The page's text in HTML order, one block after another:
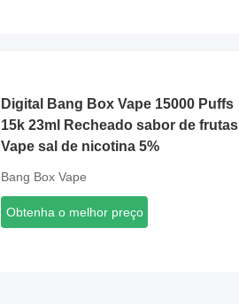
Digital Bang Box Vape 15000 Puffs
15k 23ml Recheado sabor de frutas
Vape sal de nicotina 5%
Bang Box Vape
Obtenha o melhor preço